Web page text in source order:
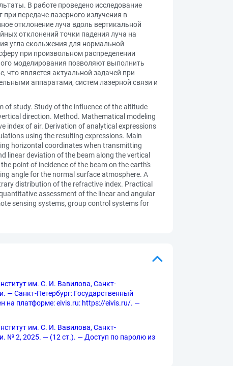
В работе проведено исследование
передаче лазерного излучения в
отклонение луча вдоль вертикальной
отклонений точки падения луча на
угла скольжения для нормальной
при произвольном распределении
моделирования позволяют выполнить
что является актуальной задачей при
аппаратами, систем лазерной связи и
of study. Study of the influence of the altitude
direction. Method. Mathematical modeling
index of air. Derivation of analytical expressions
using the resulting expressions. Main
horizontal coordinates when transmitting
linear deviation of the beam along the vertical
point of incidence of the beam on the earth's
angle for the normal surface atmosphere. A
distribution of the refractive index. Practical
assessment of the linear and angular
sensing systems, group control systems for
им. С. И. Вавилова, Санкт-
— Санкт-Петербург: Государственный
на платформе: eivis.ru: https://eivis.ru/. —
им. С. И. Вавилова, Санкт-
№ 2, 2025. — (12 ст.). — Доступ по паролю из